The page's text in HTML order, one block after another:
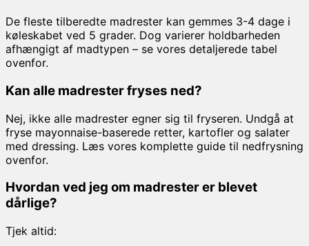
De fleste tilberedte madrester kan gemmes 3-4 dage i
køleskabet ved 5 grader. Dog varierer holdbarheden
afhængigt af madtypen – se vores detaljerede tabel
ovenfor.
Kan alle madrester fryses ned?
Nej, ikke alle madrester egner sig til fryseren. Undgå at
fryse mayonnaise-baserede retter, kartofler og salater
med dressing. Læs vores komplette guide til nedfrysning
ovenfor.
Hvordan ved jeg om madrester er blevet
dårlige?
Tjek altid: